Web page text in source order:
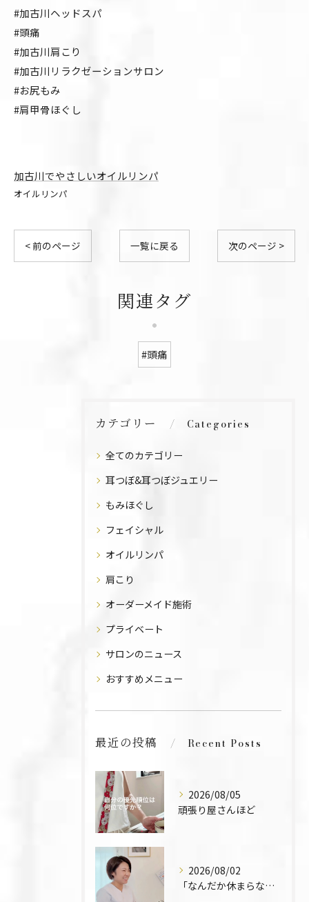
#加古川ヘッドスパ
#頭痛
#加古川肩こり
#加古川リラクゼーションサロン
#お尻もみ
#肩甲骨ほぐし
加古川でやさしいオイルリンパ
オイルリンパ
< 前のページ 一覧に戻る 次のページ >
関連タグ
#頭痛
カテゴリー Categories
全てのカテゴリー
耳つぼ&耳つぼジュエリー
もみほぐし
フェイシャル
オイルリンパ
肩こり
オーダーメイド施術
プライベート
サロンのニュース
おすすめメニュー
最近の投稿 Recent Posts
2026/08/05
頑張り屋さんほど
2026/08/02
「なんだか休まらなくて」